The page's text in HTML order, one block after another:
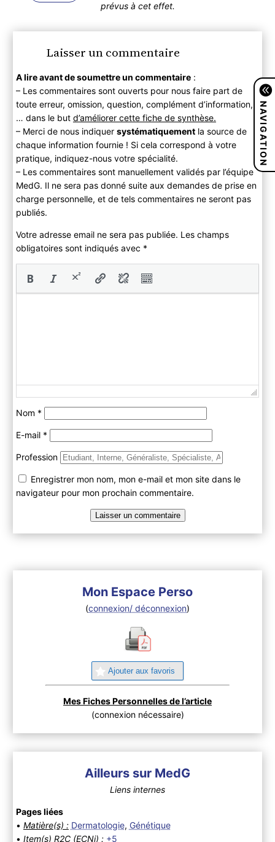
prévus à cet effet.
Laisser un commentaire
A lire avant de soumettre un commentaire:
– Les commentaires sont ouverts pour nous faire part de
toute erreur, omission, question, complément d’information,
… dans le but d’améliorer cette fiche de synthèse.
– Merci de nous indiquer systématiquementla source de
chaque information fournie ! Si cela correspond à votre
pratique, indiquez-nous votre spécialité.
– Les commentaires sont manuellement validés par l’équipe
MedG. Il ne sera pas donné suite aux demandes de prise en
charge personnelle, et de tels commentaires ne seront pas
publiés.
Votre adresse email ne sera pas publiée. Les champs
obligatoires sont indiqués avec *
Nom *
E-mail *
Profession
Enregistrer mon nom, mon e-mail et mon site dans le
navigateur pour mon prochain commentaire.
Mon Espace Perso
(connexion/ déconnexion)
Ajouter aux favoris
Mes Fiches Personnelles de l’article
(connexion nécessaire)
Ailleurs sur MedG
Liens internes
Pages liées
• Matière(s) : Dermatologie, Génétique
• Item(s) R2C (ECNi) : +5
NAVIGATION